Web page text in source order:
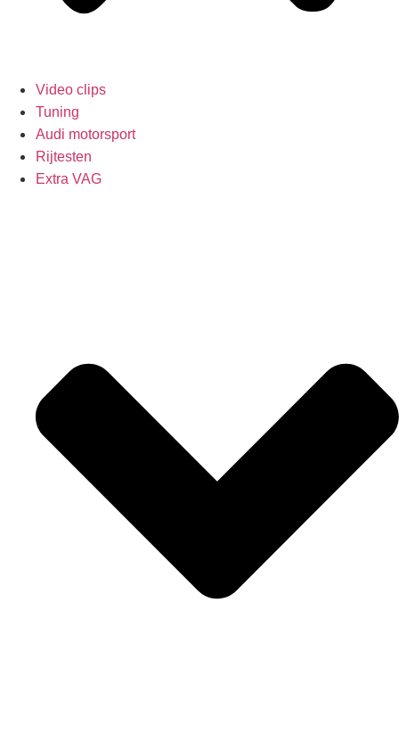
Video clips
Tuning
Audi motorsport
Rijtesten
Extra VAG